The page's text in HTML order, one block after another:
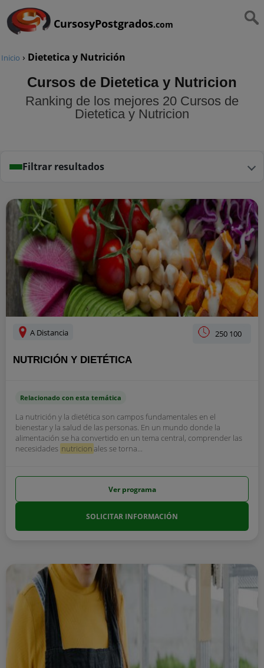
CursosyPostgrados.com
Inicio › Dietetica y Nutrición
Cursos de Dietetica y Nutricion
Ranking de los mejores 20 Cursos de
Dietetica y Nutricion
Filtrar resultados
A Distancia 250 100
NUTRICIÓN Y DIETÉTICA
Relacionado con esta temática
La nutrición y la dietética son campos fundamentales en el
bienestar y la salud de las personas. En un mundo donde la
alimentación se ha convertido en un tema central, comprender las
necesidades nutricionales se torna...
Ver programa
SOLICITAR INFORMACIÓN